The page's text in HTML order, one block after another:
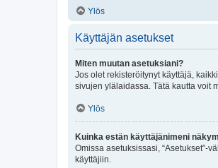
Ylös
Käyttäjän asetukset
Miten muutan asetuksiani?
Jos olet rekisteröitynyt käyttäjä,
sivujen ylälaidassa. Tätä kautta voit
Ylös
Kuinka estän käyttäjänimeni
Omissa asetuksissasi, “Asetukset”-
käyttäjiin.